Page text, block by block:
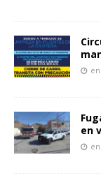
en